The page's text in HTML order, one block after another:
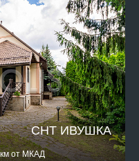
СНТ ИВУШКА
от МКАД